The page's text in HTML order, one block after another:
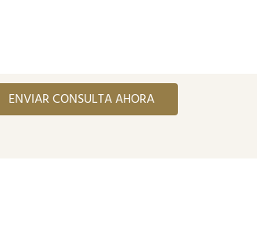
ENVIAR CONSULTA AHORA